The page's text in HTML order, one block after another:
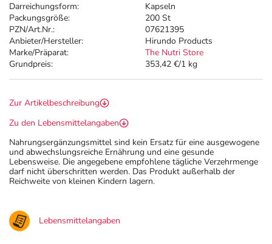
Darreichungsform:
Kapseln
Packungsgröße:
200 St
PZN/Art.Nr.:
07621395
Anbieter/Hersteller:
Hirundo Products
Marke/Präparat:
The Nutri Store
Grundpreis:
353,42 €/1 kg
Zur Artikelbeschreibung
Zu den Lebensmittelangaben
Nahrungsergänzungsmittel sind kein Ersatz für eine ausgewogene
und abwechslungsreiche Ernährung und eine gesunde
Lebensweise. Die angegebene empfohlene tägliche Verzehrmenge
darf nicht überschritten werden. Das Produkt außerhalb der
Reichweite von kleinen Kindern lagern.
Lebensmittelangaben